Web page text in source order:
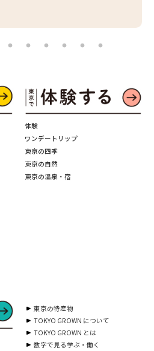
体験
ワンデートリップ
東京の四季
東京の自然
東京の温泉・宿
東京の特産物
TOKYO GROWN について
TOKYO GROWN とは
数字で見る学ぶ・働く